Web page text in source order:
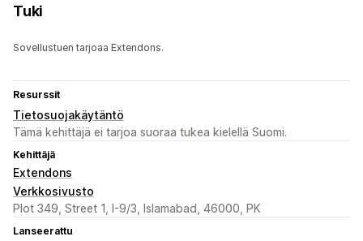
Tuki
Sovellustuen tarjoaa Extendons.
Resurssit
Tietosuojakäytäntö
Tämä kehittäjä ei tarjoa suoraa tukea kielellä Suomi.
Kehittäjä
Extendons
Verkkosivusto
Plot 349, Street 1, I-9/3, Islamabad, 46000, PK
Lanseerattu